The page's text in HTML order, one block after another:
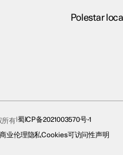
Polestar
所有 蜀ICP备2021003570号-1
业伦理隐私Cookies可访问性声明